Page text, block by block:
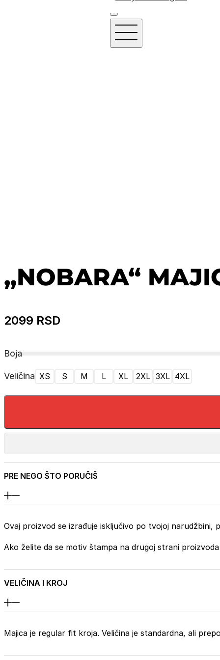
„NOBARA“
2099 RSD
Boja
Veličina XS S M L XL 2XL 3XL 4XL
PRE NEGO ŠTO PORUČIŠ
Ovaj proizvod se izrađuje isključivo po tvojoj
Ako želite da se motiv štampa na drugoj strani
VELIČINA I KROJ
Majica je regular fit kroja. Veličina je standardna, ali